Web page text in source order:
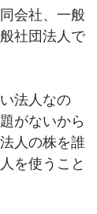
会社、一般
社団法人で
法人なの
がないから
人の株を誰
を使うこと